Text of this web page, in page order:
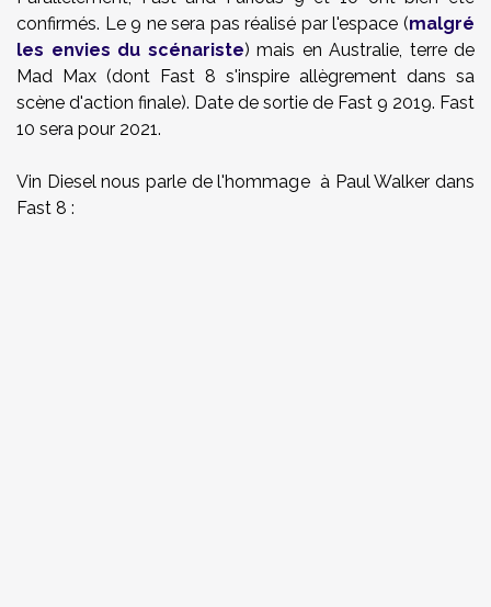
confirmés. Le 9 ne sera pas réalisé par l'espace (malgré
les envies du scénariste) mais en Australie, terre de
Mad Max (dont Fast 8 s'inspire allègrement dans sa
scène d'action finale). Date de sortie de Fast 9 2019. Fast
10 sera pour 2021.
Vin Diesel nous parle de l'hommage à Paul Walker dans
Fast 8 :